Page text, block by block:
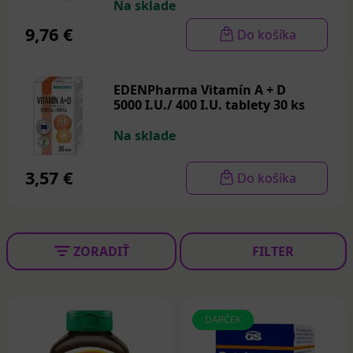
Zdravé vlasy a nechty: Vitamín A podporuje rast
Zdravie reprodukčného systému: Je dôležitý pre zdravie
reprodukčného systému u mužov aj žien, vrátane
produkcie spermií a udržiavania zdravia maternice.
Potraviny bohaté na vitamín A sú mrkva, sladké
doplnkov. Z ponuky si tiež môžete vybrať aj iné dôležité
vitamíny a minerály a podporiť tak svoje zdravie.
vitamínu A?
Odporúčaná denná dávka vitamínu A pre dospelých a
Na sklade
9,76 € Do košíka
EDENPharma Vitamín A + D
5000 I.U./ 400 I.U. tablety 30 ks
Na sklade
3,57 € Do košíka
ZORADIŤ FILTER
DARČEK